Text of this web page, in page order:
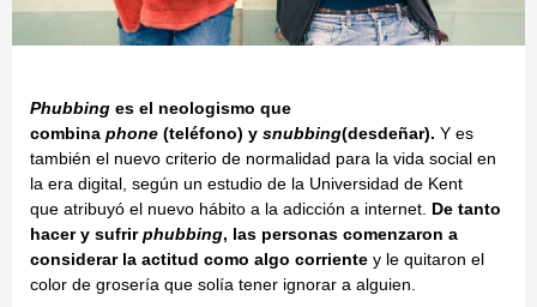
Phubbing es el neologismo que
combina phone (teléfono) y snubbing(desdeñar). Y es
también el nuevo criterio de normalidad para la vida social en
la era digital, según un estudio de la Universidad de Kent
que atribuyó el nuevo hábito a la adicción a internet. De tanto
hacer y sufrirphubbing, las personas comenzaron a
considerar la actitud como algo corriente y le quitaron el
color de grosería que solía tener ignorar a alguien.